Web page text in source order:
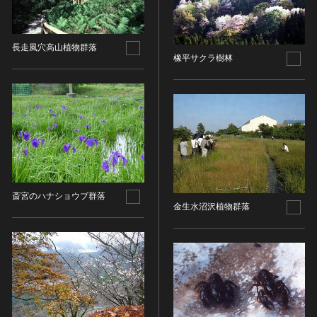
長走風穴高山植物群落
斎宮のハナショウブ群落
橡平サクラ樹林
金生水沼沢植物群落
江戸 [日本]
明治 [日本]
大正 [日本]
昭和 [日本]
平成 [日本]
令和 [日本]
旧石器 [朝鮮半島]
新石器 [朝鮮半島]
青銅器 [朝鮮半島]
鉄器 [朝鮮半島]
原三国・朝鮮三国 [朝鮮半島]
新羅 [朝鮮半島]
高麗 [朝鮮半島]
朝鮮 [朝鮮半島]
油彩画
水彩
素描
その他
版画
木版画
銅版画
リトグラフ（石版画）
シルクスクリーン
その他
彫刻
木像
金属像
石像
石膏像
指定区分
指定区分を選択
重要文化財
登録有形文化財
重要無形文化財
登録無形文化財
記録作成等の措置を講ずべき無形文化財
重要有形民俗文化財
登録無形民俗文化財
記録作成等の措置を講ずべき無形の民俗文化財
史跡
名勝
天然記念物
メディア（動画等）を選択
動画
高画質画像
画像ライセンス
画像ライセンスを選択
CC BY-SA（表示—継承）
CC BY-ND（表示—改変禁止）
CC BY-NC（表示—非営利）
CC BY-NC-SA（表示—非営利—継承）
検索する
20件で表示
入力情報をクリア
連想検索